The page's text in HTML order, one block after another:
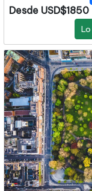
Desde USD$1850